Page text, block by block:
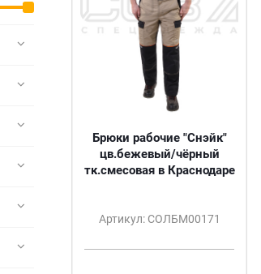
Брюки рабочие "Снэйк"
цв.бежевый/чёрный
тк.смесовая в Краснодаре
Артикул: СОЛБМ00171